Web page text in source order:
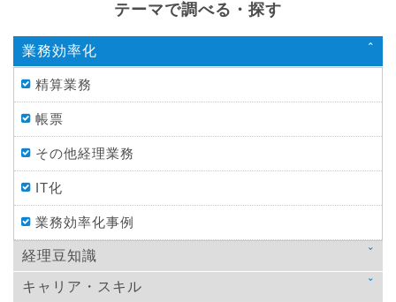
テーマで調べる・探す
業務効率化
精算業務
帳票
その他経理業務
IT化
業務効率化事例
経理豆知識
法律
キャリア・スキル